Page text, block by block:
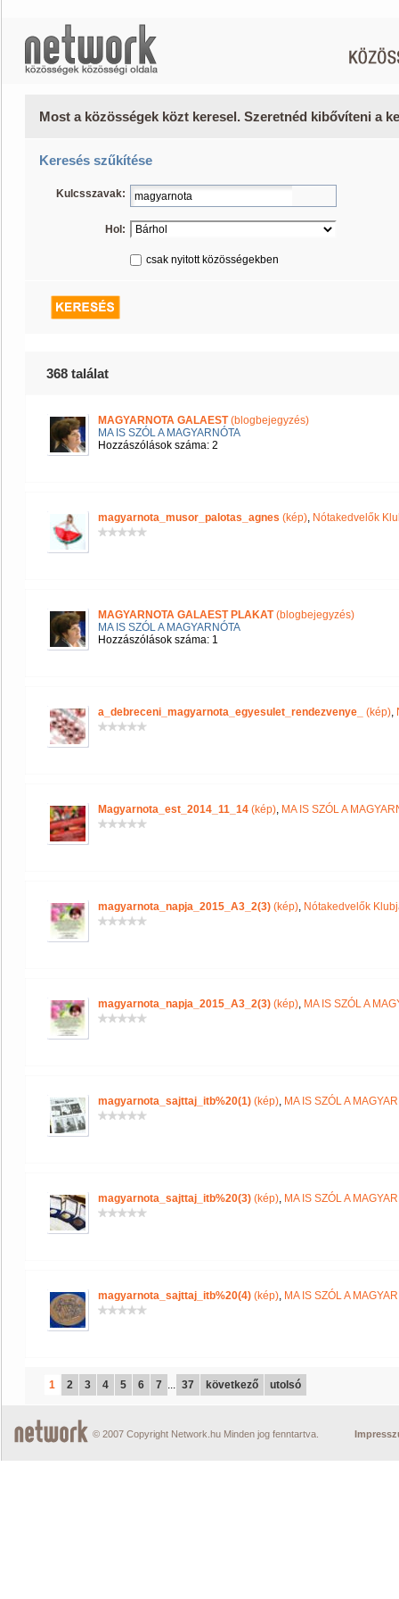
Most a közösségek közt keresel. Szeretnéd kibővíteni a
Keresés szűkítése
Kulcsszavak:
Hol:
csak nyitott közösségekben
368 találat
MAGYARNOTA GALAEST(blogbejegyzés)
MA IS SZÓL A MAGYARNÓTA
Hozzászólások száma: 2
magyarnota_musor_palotas_agnes (kép), Nótakedvelők
MAGYARNOTA GALAEST PLAKAT(blogbejegyzés)
MA IS SZÓL A MAGYARNÓTA
Hozzászólások száma: 1
a_debreceni_magyarnota_egyesulet_rendezvenye_ (kép),
Magyarnota_est_2014_11_14 (kép), MA IS SZÓL A
magyarnota_napja_2015_A3_2(3) (kép), Nótakedvelők
magyarnota_napja_2015_A3_2(3) (kép), MA IS SZÓL A
magyarnota_sajttaj_itb%20(1) (kép), MA IS SZÓL A
magyarnota_sajttaj_itb%20(3) (kép), MA IS SZÓL A
magyarnota_sajttaj_itb%20(4) (kép), MA IS SZÓL A
1 2 3 4 5 6 7 ... 37 következő utolsó
© 2007 Copyright Network.hu Minden jog fenntartva.